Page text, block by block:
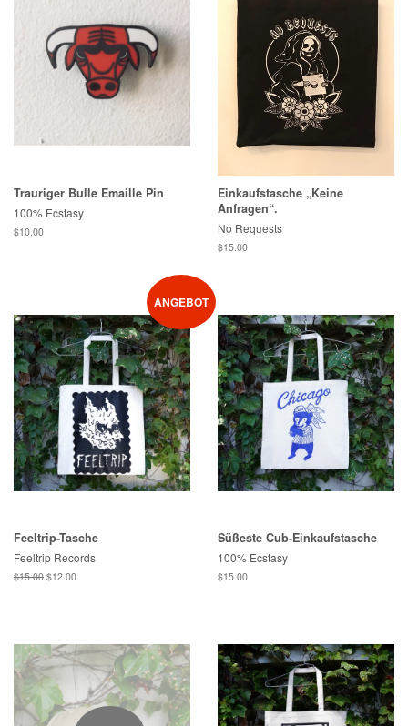
Trauriger Bulle Emaille Pin
100% Ecstasy
Normaler
$10.00
Einkaufstasche „Keine
Anfragen“.
No Requests
Normaler
$15.00
ANGEBOT
Feeltrip-Tasche
Feeltrip Records
Normaler
$15.00 Sonderpreis
$12.00
Süßeste Cub-Einkaufstasche
100% Ecstasy
Normaler
$15.00